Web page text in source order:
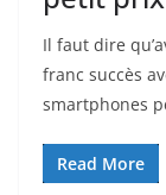
Il faut dire
franc succès
smartphones
Read More